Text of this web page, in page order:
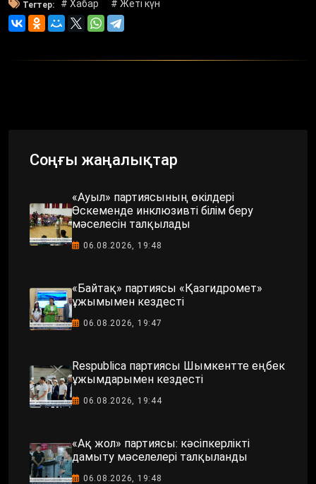
Тегтер: # Хабар # Жетi күн
Соңғы жаңалықтар
«Ауыл» партиясының өкілдері
Өскеменде инклюзивті білім беру
мәселесін талқылады
06.08.2026, 19:48
«Байтақ» партиясы «Қазгидромет»
ұжымымен кездесті
06.08.2026, 19:47
Respublica партиясы Шымкентте еңбек
ұжымдарымен кездесті
06.08.2026, 19:44
«Ақ жол» партиясы: кәсіпкерлікті
дамыту мәселелері талқыланды
06.08.2026, 19:48